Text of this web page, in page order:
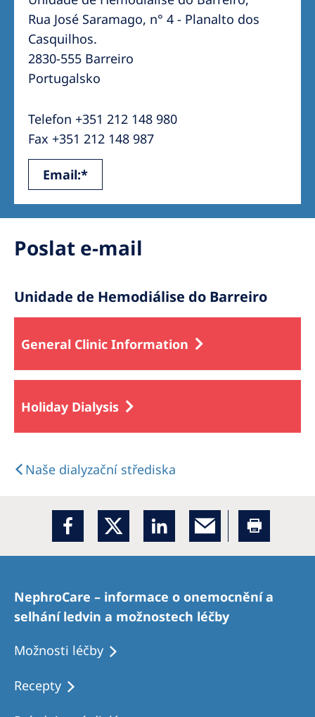
Australia
Philippines
North America
NephroCare International
Global Website
Rua José Saramago, n° 4 - Planalto dos
Casquilhos.
2830-555 Barreiro
Portugalsko
Telefon +351 212 148 980
Fax +351 212 148 987
Email:*
Poslat e-mail
Unidade de Hemodiálise do Barreiro
General Clinic Information
Holiday Dialysis
Naše dialyzační střediska
NephroCare – informace o onemocnění a
selhání ledvin a možnostech léčby
Možnosti léčby
Recepty